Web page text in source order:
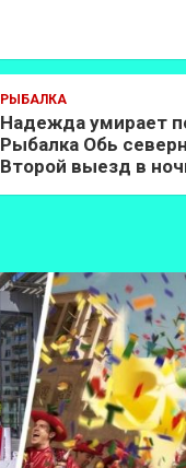
РЫБАЛКА
Надежда умирает
Рыбалка Обь
Второй выезд в